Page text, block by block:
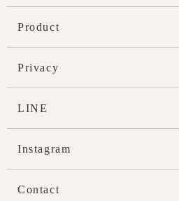
Product
Privacy
LINE
Instagram
Contact